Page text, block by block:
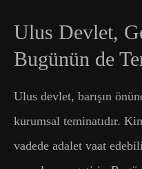
Ulus Devlet,
Bugünün de
Ulus devlet, barışın
kurumsal teminatıdır.
vadede adalet vaat